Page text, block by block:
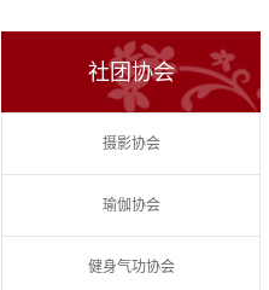
社团协会
摄影协会
瑜伽协会
健身气功协会